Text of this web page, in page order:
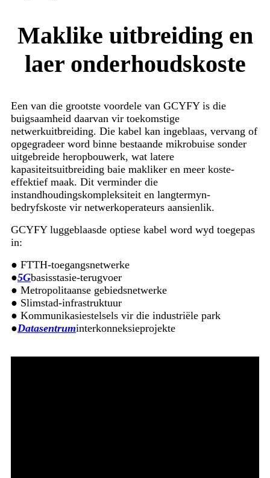
Maklike uitbreiding en
laer onderhoudskoste
Een van die grootste voordele van GCYFY is die
buigsaamheid daarvan vir toekomstige
netwerkuitbreiding. Die kabel kan ingeblaas, vervang of
opgegradeer word binne bestaande mikrobuise sonder
uitgebreide heropbouwerk, wat latere
kapasiteitsuitbreiding baie makliker en meer koste-
effektief maak. Dit verminder die
instandhoudingskompleksiteit en langtermyn-
bedryfskoste vir netwerkoperateurs aansienlik.
GCYFY luggeblaasde optiese kabel word wyd toegepas
in:
● FTTH-toegangsnetwerke
●5Gbasisstasie-terugvoer
● Metropolitaanse gebiedsnetwerke
● Slimstad-infrastruktuur
● Kommunikasiestelsels vir die industriële park
●Datasentruminterkonneksieprojekte